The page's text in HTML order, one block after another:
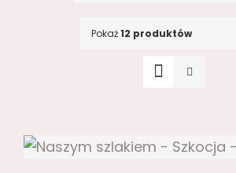
Pokaż12 produktów